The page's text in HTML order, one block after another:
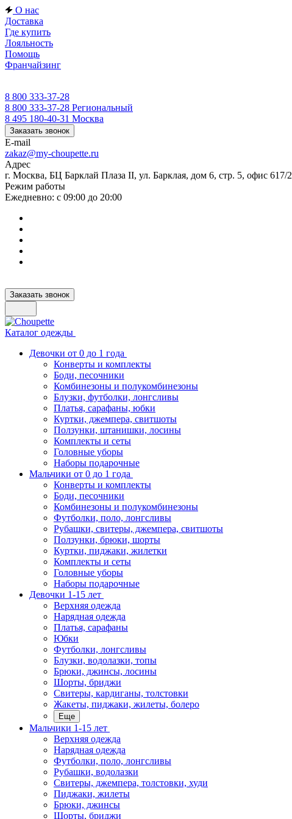
О нас
Доставка
Где купить
Лояльность
Помощь
Франчайзинг
8 800 333-37-28
8 800 333-37-28 Региональный
8 495 180-40-31 Москва
Заказать звонок
E-mail
zakaz@my-choupette.ru
Адрес
г. Москва, БЦ Барклай Плаза II, ул. Барклая, дом 6, стр. 5, офис 617/2
Режим работы
Ежедневно: с 09:00 до 20:00
Заказать звонок
Каталог одежды
Девочки от 0 до 1 года
Конверты и комплекты
Боди, песочники
Комбинезоны и полукомбинезоны
Блузки, футболки, лонгсливы
Платья, сарафаны, юбки
Куртки, джемпера, свитшоты
Ползунки, штанишки, лосины
Комплекты и сеты
Головные уборы
Наборы подарочные
Мальчики от 0 до 1 года
Конверты и комплекты
Боди, песочники
Комбинезоны и полукомбинезоны
Футболки, поло, лонгсливы
Рубашки, свитеры, джемпера, свитшоты
Ползунки, брюки, шорты
Куртки, пиджаки, жилетки
Комплекты и сеты
Головные уборы
Наборы подарочные
Девочки 1-15 лет
Верхняя одежда
Нарядная одежда
Платья, сарафаны
Юбки
Футболки, лонгсливы
Блузки, водолазки, топы
Брюки, джинсы, лосины
Шорты, бриджи
Свитеры, кардиганы, толстовки
Жакеты, пиджаки, жилеты, болеро
Еще
Мальчики 1-15 лет
Верхняя одежда
Нарядная одежда
Футболки, поло, лонгсливы
Рубашки, водолазки
Свитеры, джемпера, толстовки, худи
Пиджаки, жилеты
Брюки, джинсы
Шорты, бриджи